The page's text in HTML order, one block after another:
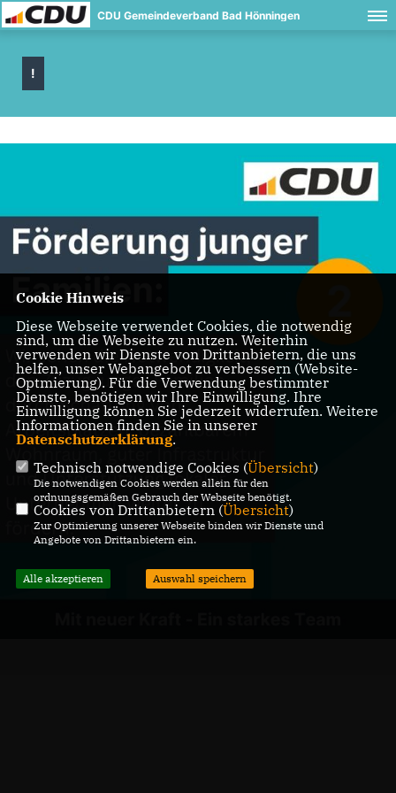
CDU Gemeindeverband Bad Hönningen
!
Cookie Hinweis
Diese Webseite verwendet Cookies, die notwendig
sind, um die Webseite zu nutzen. Weiterhin
verwenden wir Dienste von Drittanbietern, die uns
helfen, unser Webangebot zu verbessern (Website-
Optmierung). Für die Verwendung bestimmter
Dienste, benötigen wir Ihre Einwilligung. Ihre
Einwilligung können Sie jederzeit widerrufen. Weitere
Informationen finden Sie in unserer
Datenschutzerklärung.
Technisch notwendige Cookies (Übersicht)
Die notwendigen Cookies werden allein für den
ordnungsgemäßen Gebrauch der Webseite benötigt.
Cookies von Drittanbietern (Übersicht)
Zur Optimierung unserer Webseite binden wir Dienste und
Angebote von Drittanbietern ein.
Alle akzeptieren Auswahl speichern